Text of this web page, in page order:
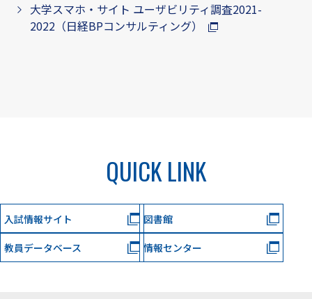
大学スマホ・サイト ユーザビリティ調査2021-
2022（日経BPコンサルティング）
QUICK LINK
入試情報サイト 図書館
教員データベース 情報センター